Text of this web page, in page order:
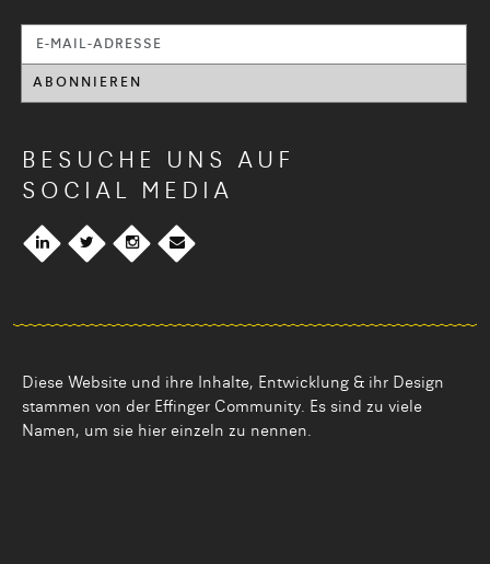
BESUCHE UNS AUF
SOCIAL MEDIA
Diese Website und ihre Inhalte, Entwicklung & ihr Design
stammen von der Effinger Community. Es sind zu viele
Namen, um sie hier einzeln zu nennen.